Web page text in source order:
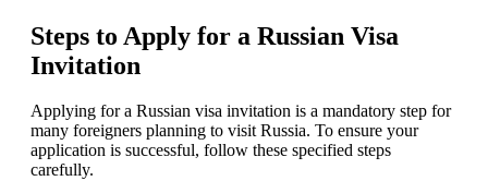
Steps to Apply for a Russian Visa
Invitation
Applying for a Russian visa invitation is a mandatory step for
many foreigners planning to visit Russia. To ensure your
application is successful, follow these specified steps
carefully.